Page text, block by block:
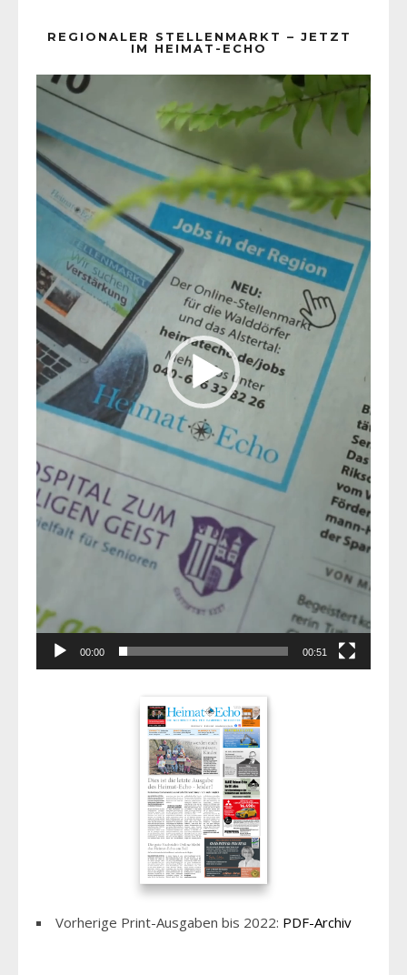
REGIONALER STELLENMARKT – JETZT
IM HEIMAT-ECHO
Player
00:00 00:51
Vorherige Print-Ausgaben bis 2022: PDF-Archiv